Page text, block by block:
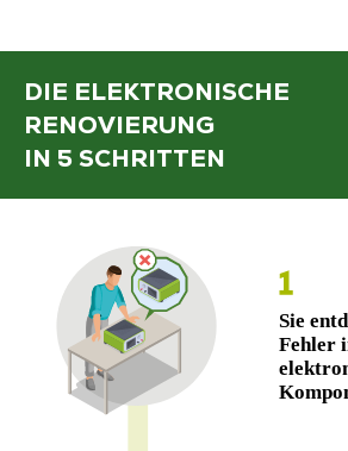
DIE ELEKTRONISCHE
RENOVIERUNG
IN 5 SCHRITTEN